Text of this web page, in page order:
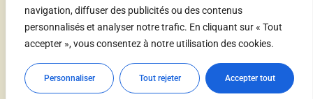
navigation, diffuser des publicités ou des contenus
personnalisés et analyser notre trafic. En cliquant sur « Tout
accepter », vous consentez à notre utilisation des cookies.
Personnaliser Tout rejeter Accepter tout
Adhérer